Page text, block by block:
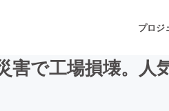
プロジ
害で工場損壊。人